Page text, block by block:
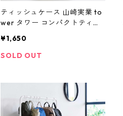
ティッシュケース 山崎実業 to
wer タワー コンパクトティッ
ラック
¥1,650
SOLD OUT